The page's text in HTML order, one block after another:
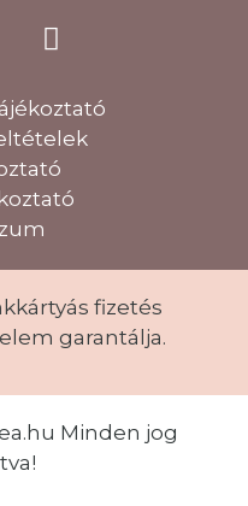
fizetés
garantálja.
Minden jog